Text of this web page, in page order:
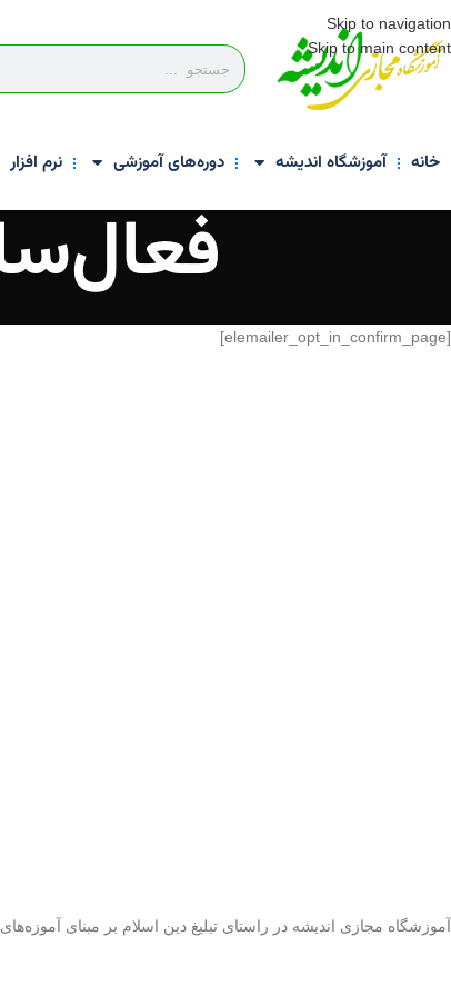
Skip to navigation
Skip to main content
خانه آموزشگاه اندیشه دوره‌های آموزشی نرم افزار
[elemailer_opt_in_confirm_page]
آموزشگاه مجازی اندیشه در راستای تبلیغ دین اسلام بر مبنای